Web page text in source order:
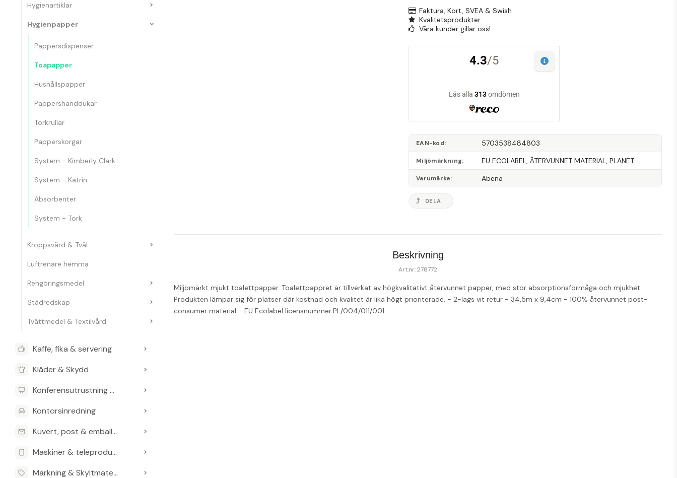
Hygienartiklar
Hygienpapper
Pappersdispenser
Toapapper
Hushållspapper
Pappershanddukar
Torkrullar
Papperskorgar
System - Kimberly Clark
System - Katrin
Absorbenter
System - Tork
Kroppsvård & Tvål
Luftrenare hemma
Rengöringsmedel
Städredskap
Tvättmedel & Textilvård
Kaffe, fika & servering
Kläder & Skydd
Konferensutrustning & Presentationsutrustning
Kontorsinredning
Kuvert, post & emballage
Maskiner & teleprodukter
Märkning & Skyltmaterial
Faktura, Kort, SVEA & Swish
Kvalitetsprodukter
Våra kunder gillar oss!
EAN-kod 5703538484803
Miljömärkning EU ECOLABEL, ÅTERVUNNET MATERIAL, PLANET
Varumärke Abena
DELA
Beskrivning
Art.nr: 278772
Miljömärkt mjukt toalettpapper. Toalettpappret är tillverkat av högkvalitativt återvunnet papper, med stor absorptionsförmåga och mjukhet.
Produkten lämpar sig för platser där kostnad och kvalitet är lika högt prioriterade. - 2-lags vit retur - 34,5m x 9,4cm - 100% återvunnet post-
consumer material - EU Ecolabel licensnummer:PL/004/011/001